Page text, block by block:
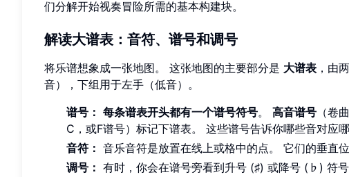
们分解开始视奏冒险所需的基本构建块。
解读大谱表：音符、谱号和调号
将乐谱想象成一张地图。 这张地图的主要部分是 大谱表 ，由
音），下组用于左手（低音）。
谱号： 每条谱表开头都有一个谱号符号。 高音谱号 （卷
C，或F谱号）标记下谱表。 这些谱号告诉你哪些音对应哪
音符： 音乐音符是放置在线上或格中的点。 它们的垂直
调号： 有时，你会在谱号旁看到升号 (♯) 或降号 (♭) 符